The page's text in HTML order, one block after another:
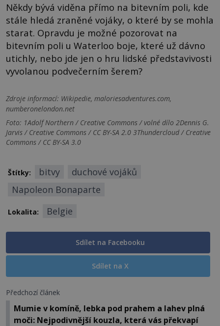
Někdy bývá viděna přímo na bitevním poli, kde
stále hledá zraněné vojáky, o které by se mohla
starat. Opravdu je možné pozorovat na
bitevním poli u Waterloo boje, které už dávno
utichly, nebo jde jen o hru lidské představivosti
vyvolanou podvečerním šerem?
Zdroje informací: Wikipedie, maloriesadventures.com,
numberonelondon.net
Foto: 1Adolf Northern / Creative Commons / volné dílo 2Dennis G.
Jarvis / Creative Commons / CC BY-SA 2.0 3Thundercloud / Creative
Commons / CC BY-SA 3.0
Štítky: bitvy
duchové vojáků
Napoleon Bonaparte
Lokalita: Belgie
Sdílet na Facebooku
Sdílet na X
Předchozí článek
Mumie v komíně, lebka pod prahem a lahev plná
moči: Nejpodivnější kouzla, která vás překvapí